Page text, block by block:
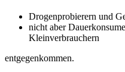
Drogenprobierern und
nicht aber
Kleinverbrauchern
entgegenkommen.